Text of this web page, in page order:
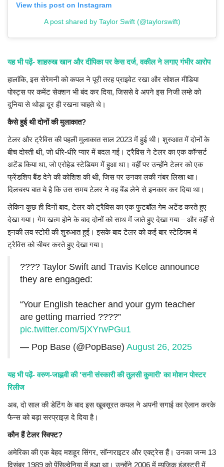
View this post on Instagram
A post shared by Taylor Swift (@taylorswift)
यह भी पढ़ें- शाहरुख खान और दीपिका पर केस दर्ज, वकील ने लगाए गंभीर आरोप
हालांकि, इस सेरेमनी को कपल ने पूरी तरह प्राइवेट रखा और सोशल मीडिया
पोस्ट्स पर कमेंट सेक्शन भी बंद कर दिया, जिससे वे अपने इस निजी लम्हे को
दुनिया से थोड़ा दूर ही रखना चाहते थे।
कैसे हुई थी दोनों की मुलाकात?
टेलर और ट्रैविस की पहली मुलाकात साल 2023 में हुई थी। शुरुआत में दोनों के
बीच दोस्ती थी, जो धीरे-धीरे प्यार में बदल गई। ट्रैविस ने टेलर का एक कॉन्सर्ट
अटेंड किया था, जो एरोहेड स्टेडियम में हुआ था। वहीं पर उन्होंने टेलर को एक
फ्रेंडशिप बैंड देने की कोशिश की थी, जिस पर उनका लकी नंबर लिखा था।
दिलचस्प बात ये है कि उस समय टेलर ने वह बैंड लेने से इनकार कर दिया था।
लेकिन कुछ ही दिनों बाद, टेलर को ट्रैविस का एक फुटबॉल गेम अटेंड करते हुए
देखा गया। गेम खत्म होने के बाद दोनों को साथ में जाते हुए देखा गया – और वहीं से
इनकी लव स्टोरी की शुरुआत हुई। इसके बाद टेलर को कई बार स्टेडियम में
ट्रैविस को चीयर करते हुए देखा गया।
???? Taylor Swift and Travis Kelce announce
they are engaged:
“Your English teacher and your gym teacher
are getting married ????”
pic.twitter.com/5jXYrwPGu1
— Pop Base (@PopBase) August 26, 2025
यह भी पढ़ें- वरुण-जाह्नवी की 'सनी संस्कारी की तुलसी कुमारी' का मोशन पोस्टर
रिलीज
अब, दो साल की डेटिंग के बाद इस खूबसूरत कपल ने अपनी सगाई का ऐलान करके
फैन्स को बड़ा सरप्राइज़ दे दिया है।
कौन हैं टेलर स्विफ्ट?
अमेरिका की एक बेहद मशहूर सिंगर, सॉन्गराइटर और एक्ट्रेस हैं। उनका जन्म 13
दिसंबर 1989 को पेंसिल्वेनिया में हुआ था। उन्होंने 2006 में म्यूज़िक इंडस्ट्री में